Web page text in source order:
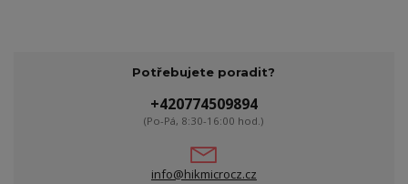
Potřebujete poradit?
+420774509894
(Po-Pá, 8:30-16:00 hod.)
info@hikmicrocz.cz